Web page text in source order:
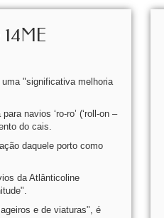
"significativa melhoria
navios ‘ro-ro’ (‘roll-on –
do cais.
daquele porto como
da Atlânticoline
e de viaturas", é